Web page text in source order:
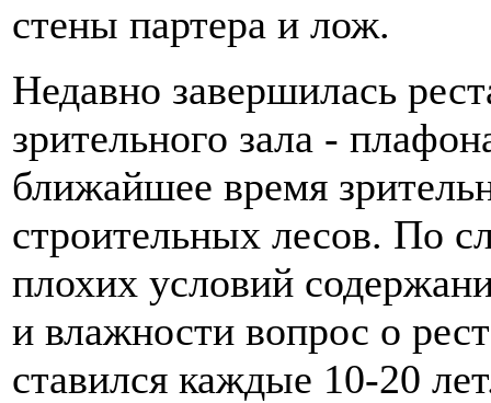
стены партера и лож.
Недавно завершилась
зрительного зала -
ближайшее время
строительных лесов. По
плохих условий
и влажности вопрос о
ставился каждые 10-20